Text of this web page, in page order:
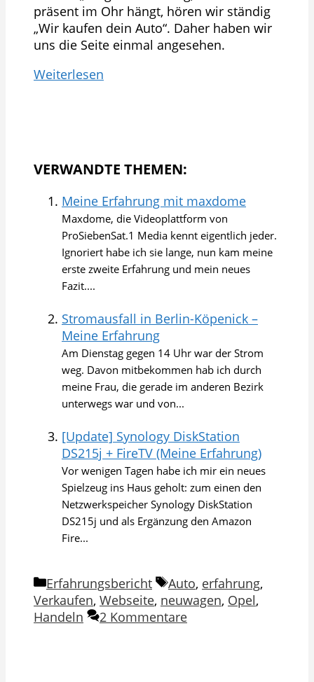
präsent im Ohr hängt, hören wir ständig
„Wir kaufen dein Auto“. Daher haben wir
uns die Seite einmal angesehen.
Weiterlesen
VERWANDTE THEMEN:
Meine Erfahrung mit maxdome
Maxdome, die Videoplattform von
ProSiebenSat.1 Media kennt eigentlich jeder.
Ignoriert habe ich sie lange, nun kam meine
erste zweite Erfahrung und mein neues
Fazit....
Stromausfall in Berlin-Köpenick –
Meine Erfahrung
Am Dienstag gegen 14 Uhr war der Strom
weg. Davon mitbekommen hab ich durch
meine Frau, die gerade im anderen Bezirk
unterwegs war und von...
[Update] Synology DiskStation
DS215j + FireTV (Meine Erfahrung)
Vor wenigen Tagen habe ich mir ein neues
Spielzeug ins Haus geholt: zum einen den
Netzwerkspeicher Synology DiskStation
DS215j und als Ergänzung den Amazon
Fire...
Kategorien
Erfahrungsbericht Schlagwörter
Auto, erfahrung,
Verkaufen, Webseite, neuwagen, Opel,
Handeln
2 Kommentare